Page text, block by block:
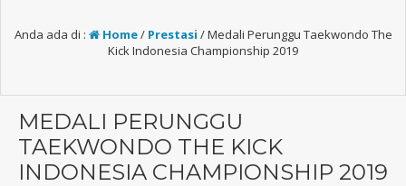
Anda ada di : Home/ Prestasi /Medali Perunggu Taekwondo The
Kick Indonesia Championship 2019
MEDALI PERUNGGU
TAEKWONDO THE KICK
INDONESIA CHAMPIONSHIP 2019